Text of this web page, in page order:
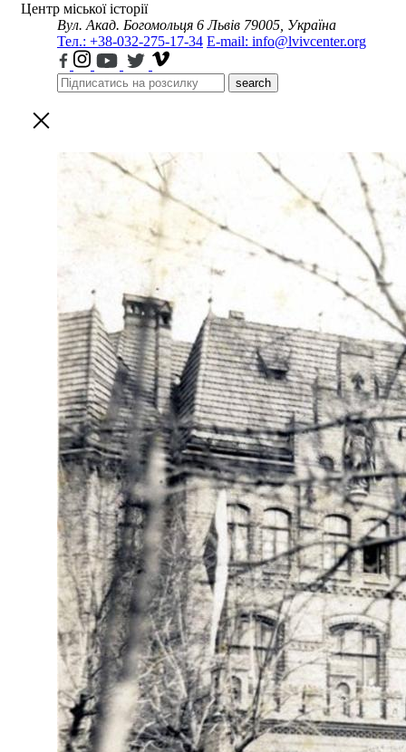
Центр міської історії
Вул. Акад. Богомольця 6 Львів 79005, Україна
Тел.: +38-032-275-17-34 E-mail: info@lvivcenter.org
search